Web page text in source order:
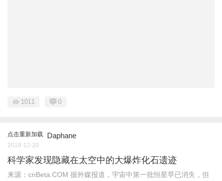
1011 0
点击重新加载 Daphane
2018-12-20
科学家发现隐藏在太空中的大爆炸化石遗迹
来源：cnBeta.COM 据外媒报道，宇宙中第一批恒星早已消失，但